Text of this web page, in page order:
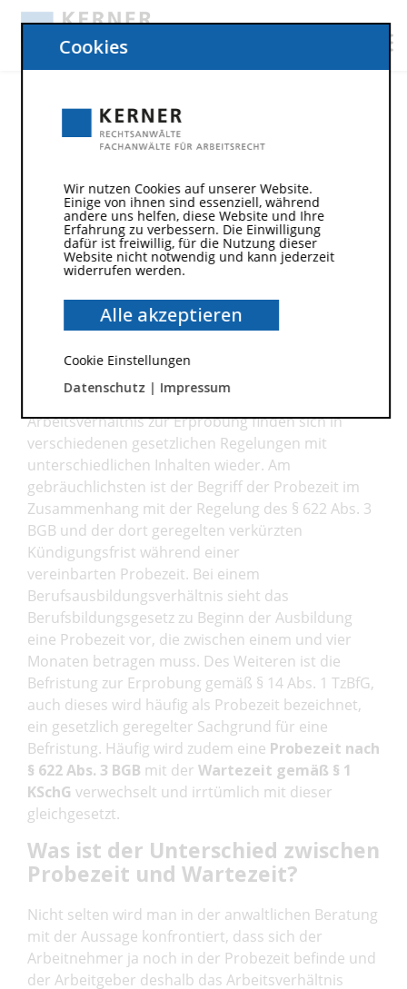
Unter einer Probezeit in einem Arbeitsverhältnis
versteht man einen Zeitraum, in welchem ein
Arbeitnehmer zunächst„auf Probe“ beschäftigt
wird. Der Sinn der Probezeit besteht darin, dass die
gebunden zu sein und mit der Möglichkeit, das
Arbeitsverhältnis schnell und unkompliziert zu
lösen – Klarheit darüber gewinnen sollen, ob eine
dauerhafte Zusammenarbeit zwischen ihnen
möglich ist. Die Probezeit bzw. das
Arbeitsverhältnis zur Erprobung finden sich in
verschiedenen gesetzlichen Regelungen mit
unterschiedlichen Inhalten wieder. Am
gebräuchlichsten ist der Begriff der Probezeit im
Zusammenhang mit der Regelung des § 622 Abs. 3
BGB und der dort geregelten verkürzten
Kündigungsfrist während einer
vereinbarten Probezeit. Bei einem
Berufsausbildungsverhältnis sieht das
Berufsbildungsgesetz zu Beginn der Ausbildung
eine Probezeit vor, die zwischen einem und vier
Monaten betragen muss. Des Weiteren ist die
Befristung zur Erprobung gemäß § 14 Abs. 1 TzBfG,
auch dieses wird häufig als Probezeit bezeichnet,
ein gesetzlich geregelter Sachgrund für eine
Befristung. Häufig wird zudem eine Probezeit nach
§ 622 Abs. 3 BGB mit der Wartezeit gemäß § 1
KSchG verwechselt und irrtümlich mit dieser
gleichgesetzt.
Was ist der Unterschied zwischen
Probezeit und Wartezeit?
Nicht selten wird man in der anwaltlichen Beratung
mit der Aussage konfrontiert, dass sich der
Arbeitnehmer ja noch in der Probezeit befinde und
der Arbeitgeber deshalb das Arbeitsverhältnis
Cookies
Wir nutzen Cookies auf unserer Website.
Einige von ihnen sind essenziell, während
andere uns helfen, diese Website und Ihre
Erfahrung zu verbessern. Die Einwilligung
dafür ist freiwillig, für die Nutzung dieser
Website nicht notwendig und kann jederzeit
widerrufen werden.
Alle akzeptieren
Cookie Einstellungen
Datenschutz| Impressum